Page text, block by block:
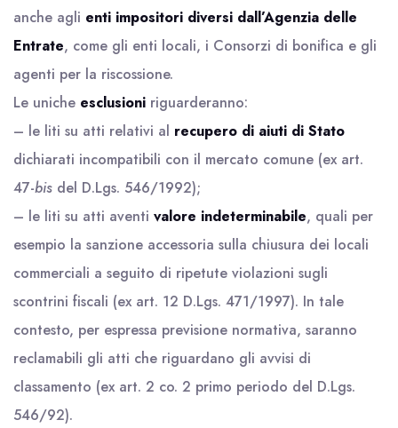
anche agli enti impositori diversi dall’Agenzia delle
Entrate, come gli enti locali, i Consorzi di bonifica e gli
agenti per la riscossione.
Le uniche esclusioni riguarderanno:
– le liti su atti relativi al recupero di aiuti di Stato
dichiarati incompatibili con il mercato comune (ex art.
47-bis del D.Lgs. 546/1992);
– le liti su atti aventi valore indeterminabile, quali per
esempio la sanzione accessoria sulla chiusura dei locali
commerciali a seguito di ripetute violazioni sugli
scontrini fiscali (ex art. 12 D.Lgs. 471/1997). In tale
contesto, per espressa previsione normativa, saranno
reclamabili gli atti che riguardano gli avvisi di
classamento (ex art. 2 co. 2 primo periodo del D.Lgs.
546/92).